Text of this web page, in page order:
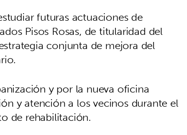
futuras actuaciones de
Pisos Rosas, de titularidad del
conjunta de mejora del
y por la nueva oficina
y atención a los vecinos durante el
de rehabilitación.